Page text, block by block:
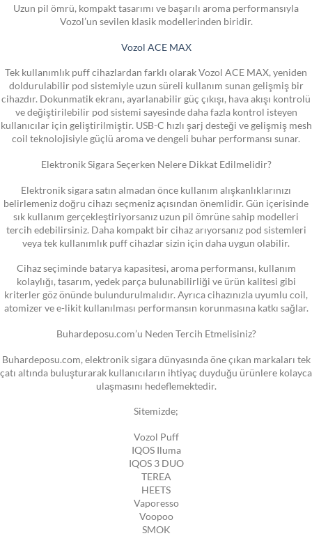
Uzun pil ömrü, kompakt tasarımı ve başarılı aroma performansıyla
Vozol’un sevilen klasik modellerinden biridir.
Vozol ACE MAX
Tek kullanımlık puff cihazlardan farklı olarak Vozol ACE MAX, yeniden
doldurulabilir pod sistemiyle uzun süreli kullanım sunan gelişmiş bir
cihazdır. Dokunmatik ekranı, ayarlanabilir güç çıkışı, hava akışı kontrolü
ve değiştirilebilir pod sistemi sayesinde daha fazla kontrol isteyen
kullanıcılar için geliştirilmiştir. USB-C hızlı şarj desteği ve gelişmiş mesh
coil teknolojisiyle güçlü aroma ve dengeli buhar performansı sunar.
Elektronik Sigara Seçerken Nelere Dikkat Edilmelidir?
Elektronik sigara satın almadan önce kullanım alışkanlıklarınızı
belirlemeniz doğru cihazı seçmeniz açısından önemlidir. Gün içerisinde
sık kullanım gerçekleştiriyorsanız uzun pil ömrüne sahip modelleri
tercih edebilirsiniz. Daha kompakt bir cihaz arıyorsanız pod sistemleri
veya tek kullanımlık puff cihazlar sizin için daha uygun olabilir.
Cihaz seçiminde batarya kapasitesi, aroma performansı, kullanım
kolaylığı, tasarım, yedek parça bulunabilirliği ve ürün kalitesi gibi
kriterler göz önünde bulundurulmalıdır. Ayrıca cihazınızla uyumlu coil,
atomizer ve e-likit kullanılması performansın korunmasına katkı sağlar.
Buhardeposu.com’u Neden Tercih Etmelisiniz?
Buhardeposu.com, elektronik sigara dünyasında öne çıkan markaları tek
çatı altında buluşturarak kullanıcıların ihtiyaç duyduğu ürünlere kolayca
ulaşmasını hedeflemektedir.
Sitemizde;
Vozol Puff
IQOS Iluma
IQOS 3 DUO
TEREA
HEETS
Vaporesso
Voopoo
SMOK